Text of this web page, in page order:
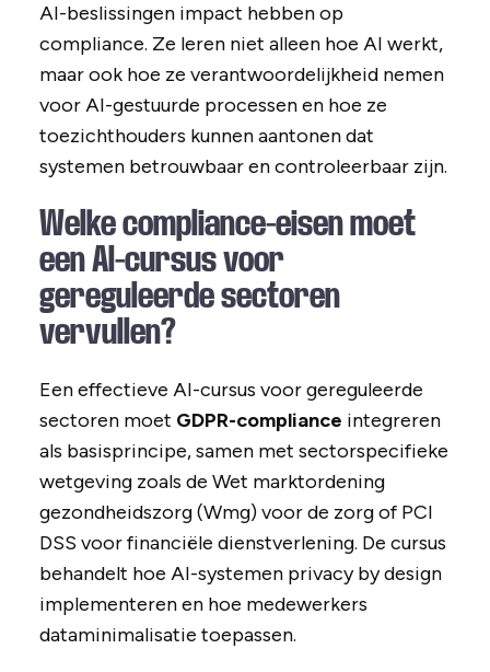
AI-beslissingen impact hebben op
compliance. Ze leren niet alleen hoe AI werkt,
maar ook hoe ze verantwoordelijkheid nemen
voor AI-gestuurde processen en hoe ze
toezichthouders kunnen aantonen dat
systemen betrouwbaar en controleerbaar zijn.
Welke compliance-eisen moet
een AI-cursus voor
gereguleerde sectoren
vervullen?
Een effectieve AI-cursus voor gereguleerde
sectoren moet GDPR-compliance integreren
als basisprincipe, samen met sectorspecifieke
wetgeving zoals de Wet marktordening
gezondheidszorg (Wmg) voor de zorg of PCI
DSS voor financiële dienstverlening. De cursus
behandelt hoe AI-systemen privacy by design
implementeren en hoe medewerkers
dataminimalisatie toepassen.